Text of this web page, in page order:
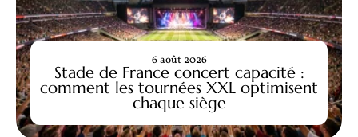
Stade de France concert capacité :
comment les tournées XXL optimisent
chaque siège
6 août 2026